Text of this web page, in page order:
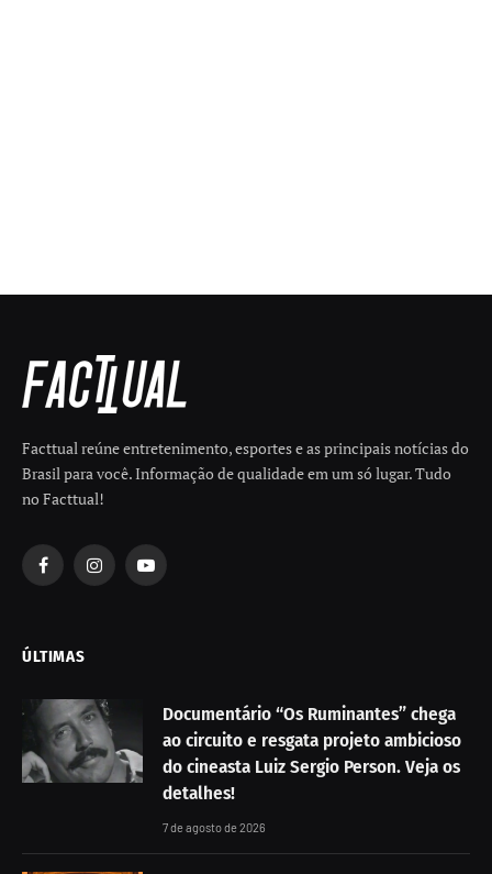
Facttual reúne entretenimento, esportes e as principais notícias do
Brasil para você. Informação de qualidade em um só lugar. Tudo
no Facttual!
FacebookInstagramYouTube
ÚLTIMAS
Documentário “Os Ruminantes” chega
ao circuito e resgata projeto ambicioso
do cineasta Luiz Sergio Person. Veja os
detalhes!
7 de agosto de 2026